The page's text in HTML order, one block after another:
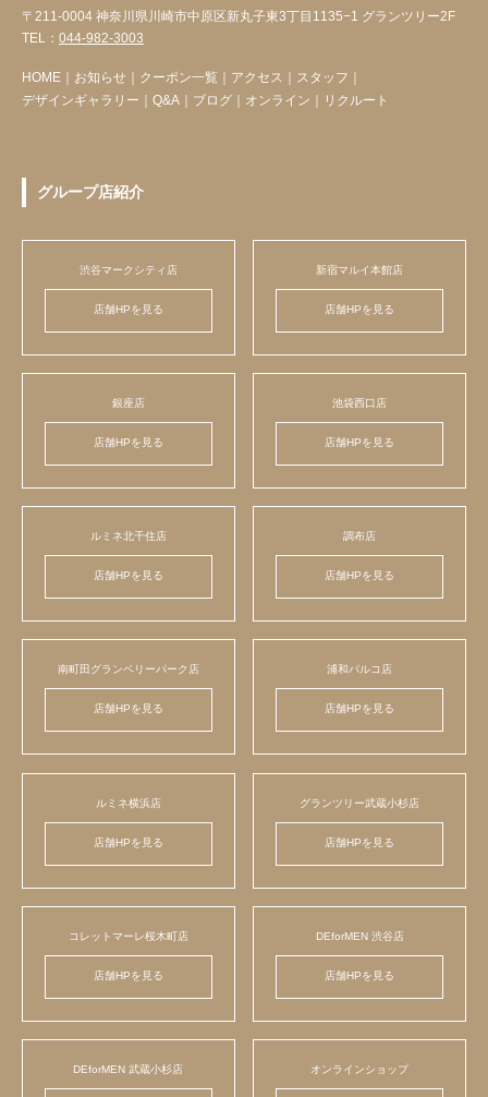
〒211-0004 神奈川県川崎市中原区新丸子東3丁目1135−1 グランツリー2F
TEL： 044-982-3003
HOME ｜ お知らせ ｜ クーポン一覧 ｜ アクセス ｜ スタッフ ｜
デザインギャラリー ｜ Q&A ｜ ブログ ｜ オンライン ｜ リクルート
グループ店紹介
渋谷マークシティ店
店舗HPを見る
新宿マルイ本館店
店舗HPを見る
銀座店
店舗HPを見る
池袋西口店
店舗HPを見る
ルミネ北千住店
店舗HPを見る
調布店
店舗HPを見る
南町田グランベリーパーク店
店舗HPを見る
浦和パルコ店
店舗HPを見る
ルミネ横浜店
店舗HPを見る
グランツリー武蔵小杉店
店舗HPを見る
コレットマーレ桜木町店
店舗HPを見る
DEforMEN 渋谷店
店舗HPを見る
DEforMEN 武蔵小杉店 オンラインショップ